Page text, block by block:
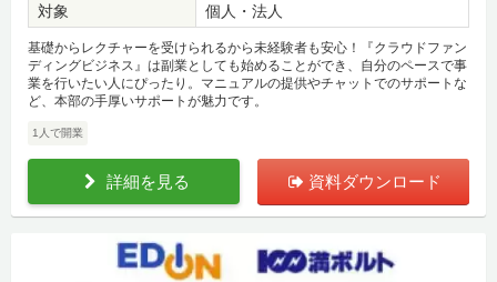
対象 個人・法人
基礎からレクチャーを受けられるから未経験者も安心！『クラウドファン
ディングビジネス』は副業としても始めることができ、自分のペースで事
業を行いたい人にぴったり。マニュアルの提供やチャットでのサポートな
ど、本部の手厚いサポートが魅力です。
1人で開業
詳細を見る 資料ダウンロード